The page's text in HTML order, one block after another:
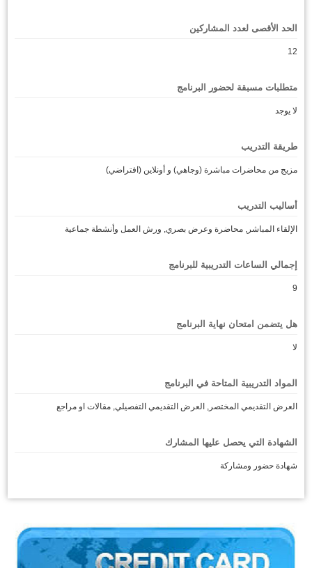
الحد الأقصى لعدد المشاركين
12
متطلبات مسبقة لحضور البرنامج
لا يوجد
طريقة التدريب
مزيج من محاضرات مباشرة (وجاهي) و أونلاين (افتراضي)
أساليب التدريب
الإلقاء المباشر, محاضرة وعرض بصري, ورش العمل وأنشطة جماعية
إجمالي الساعات التدريبية للبرنامج
9
هل يتضمن امتحان نهاية البرنامج
لا
المواد التدريبية المتاحة في البرنامج
العرض التقديمي المختصر, العرض التقديمي التفصيلي, مقالات او مراجع
الشهادة التي يحصل عليها المشارك
شهادة حضور ومشاركة